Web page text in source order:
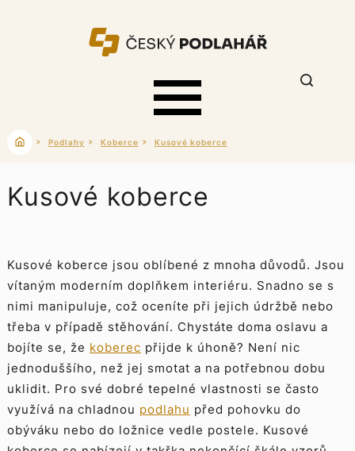
Podlahy Koberce Kusové koberce
Kusové koberce
Kusové koberce jsou oblíbené z mnoha důvodů. Jsou
vítaným moderním doplňkem interiéru. Snadno se s
nimi manipuluje, což oceníte při jejich údržbě nebo
třeba v případě stěhování. Chystáte doma oslavu a
bojíte se, že koberec přijde k úhoně? Není nic
jednoduššího, než jej smotat a na potřebnou dobu
uklidit. Pro své dobré tepelné vlastnosti se často
využívá na chladnou podlahu před pohovku do
obýváku nebo do ložnice vedle postele. Kusové